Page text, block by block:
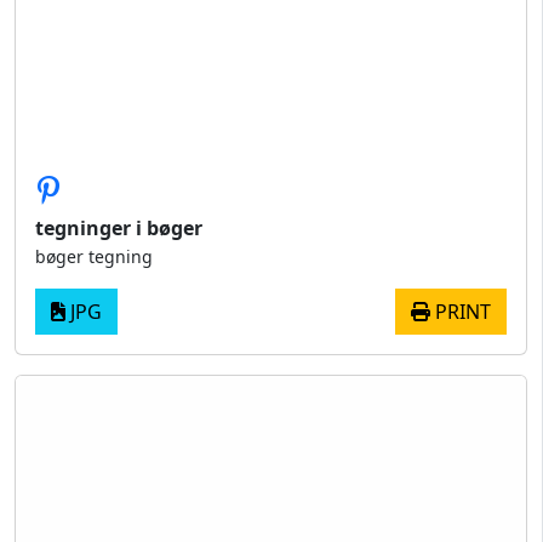
tegninger i bøger
bøger tegning
JPG PRINT